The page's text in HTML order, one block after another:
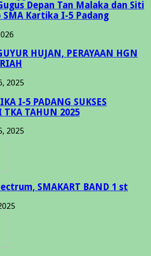
Depan Tan Malaka dan Siti
SMA Kartika I-5 Padang
HUJAN, PERAYAAN HGN
2025
I-5 PADANG SUKSES
TKA TAHUN 2025
2025
SMAKART BAND 1 st